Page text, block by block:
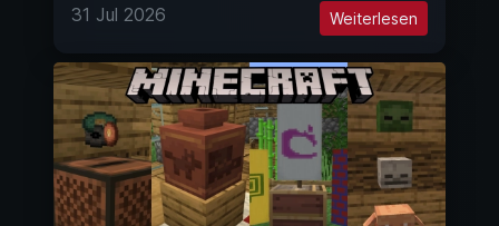
31 Jul 2026 Weiterlesen